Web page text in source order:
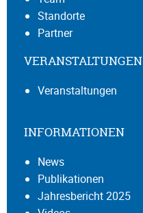
Standorte
Partner
VERANSTALTUNGEN
Veranstaltungen
INFORMATIONEN
News
Publikationen
Jahresbericht 2025